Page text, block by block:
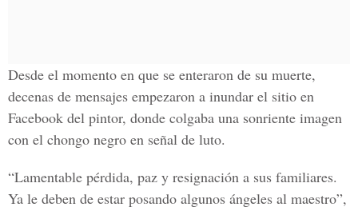
Desde el momento en que se enteraron de su muerte,
decenas de mensajes empezaron a inundar el sitio en
Facebook del pintor, donde colgaba una sonriente imagen
con el chongo negro en señal de luto.
“Lamentable pérdida, paz y resignación a sus familiares.
Ya le deben de estar posando algunos ángeles al maestro”,